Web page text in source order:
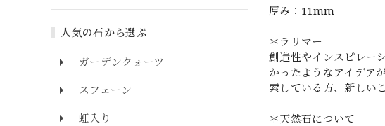
人気の石から選ぶ
ガーデンクォーツ
スフェーン
虹入り
厚み：11mm
＊ラリマー
創造性やインスピレー
かったようなアイデア
索している方、新しい
＊天然石について